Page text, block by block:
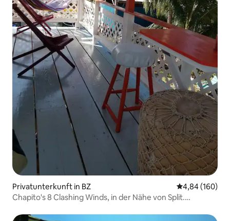
Privatunterkunft in BZ
4,84 (160)
Chapito's 8 Clashing Winds, in der Nähe von Split.